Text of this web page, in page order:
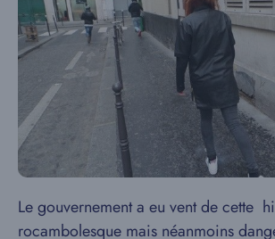
Le gouvernement a eu vent de cette
rocambolesque mais néanmoins